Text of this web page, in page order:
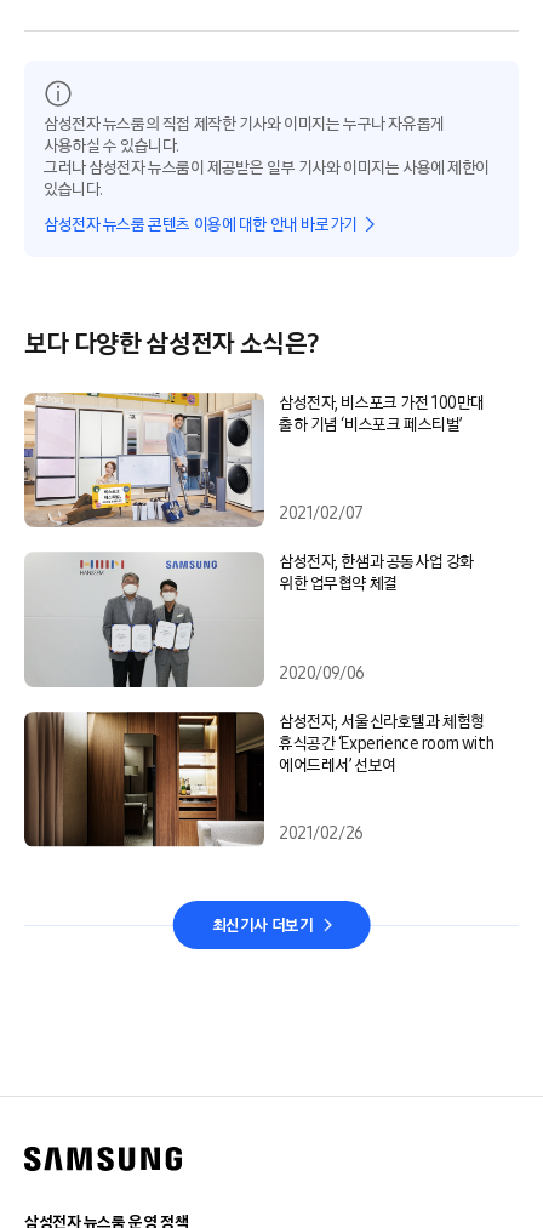
삼성전자 뉴스룸의 직접 제작한 기사와 이미지는 누구나 자유롭게
사용하실 수 있습니다.
그러나 삼성전자 뉴스룸이 제공받은 일부 기사와 이미지는 사용에 제한이
있습니다.
삼성전자 뉴스룸 콘텐츠 이용에 대한 안내 바로가기
보다 다양한 삼성전자 소식은?
삼성전자, 비스포크 가전 100만대
출하 기념 ‘비스포크 페스티벌’
2021/02/07
삼성전자, 한샘과 공동사업 강화
위한 업무협약 체결
2020/09/06
삼성전자, 서울신라호텔과 체험형
휴식공간 ‘Experience room with
에어드레서’ 선보여
2021/02/26
최신기사 더보기
삼성전자 뉴스룸 운영 정책